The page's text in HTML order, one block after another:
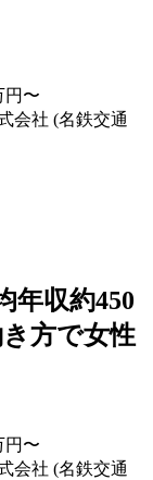
円〜
会社 (名鉄交通
年収約450
方で女性
円〜
会社 (名鉄交通